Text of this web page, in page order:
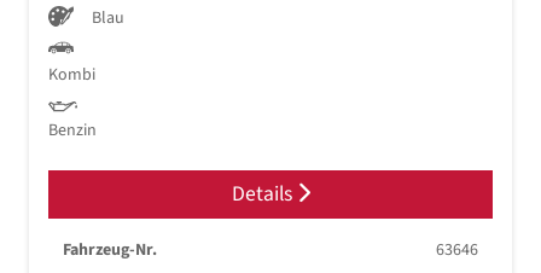
Blau
Kombi
Benzin
Details
Fahrzeug-Nr. 63646